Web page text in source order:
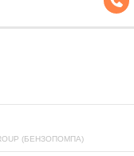
(БЕНЗОПОМПА)